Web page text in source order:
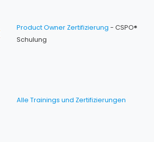
Product Owner Zertifizierung - CSPO®
Schulung
Alle Trainings und Zertifizierungen